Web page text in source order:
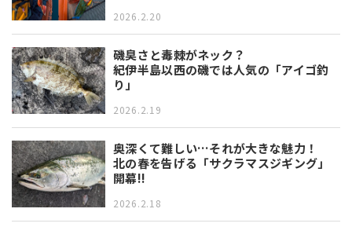
2026.2.20
磯臭さと毒棘がネック？
紀伊半島以西の磯では人気の「アイゴ釣
り」
2026.2.19
奥深くて難しい…それが大きな魅力！
北の春を告げる「サクラマスジギング」
開幕!!
2026.2.18